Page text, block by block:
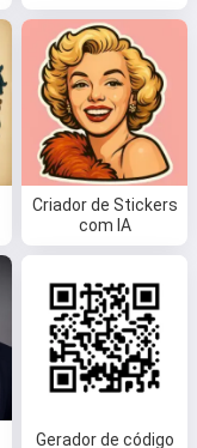
Criador de Stickers
com IA
Gerador de código